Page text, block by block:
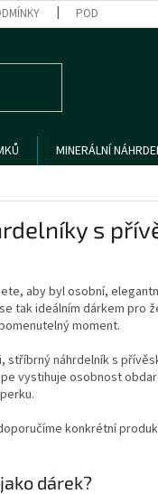
PODMÍNKY
MINERÁLNÍ
s
aby byl osobní,
tak ideálním dárkem pro
moment.
náhrdelník s
vystihuje osobnost
konkrétní
dárek?